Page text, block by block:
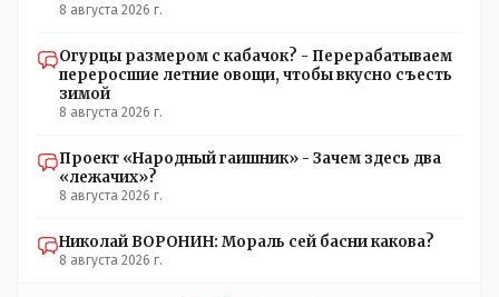
8 августа 2026 г.
Огурцы размером с кабачок? - Перерабатываем
переросшие летние овощи, чтобы вкусно съесть
зимой
8 августа 2026 г.
Проект «Народный гаишник» - Зачем здесь два
«лежачих»?
8 августа 2026 г.
Николай ВОРОНИН: Мораль сей басни какова?
8 августа 2026 г.